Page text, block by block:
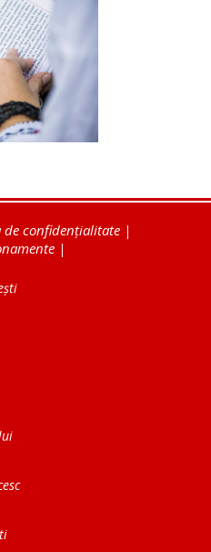
de confidențialitate |
|